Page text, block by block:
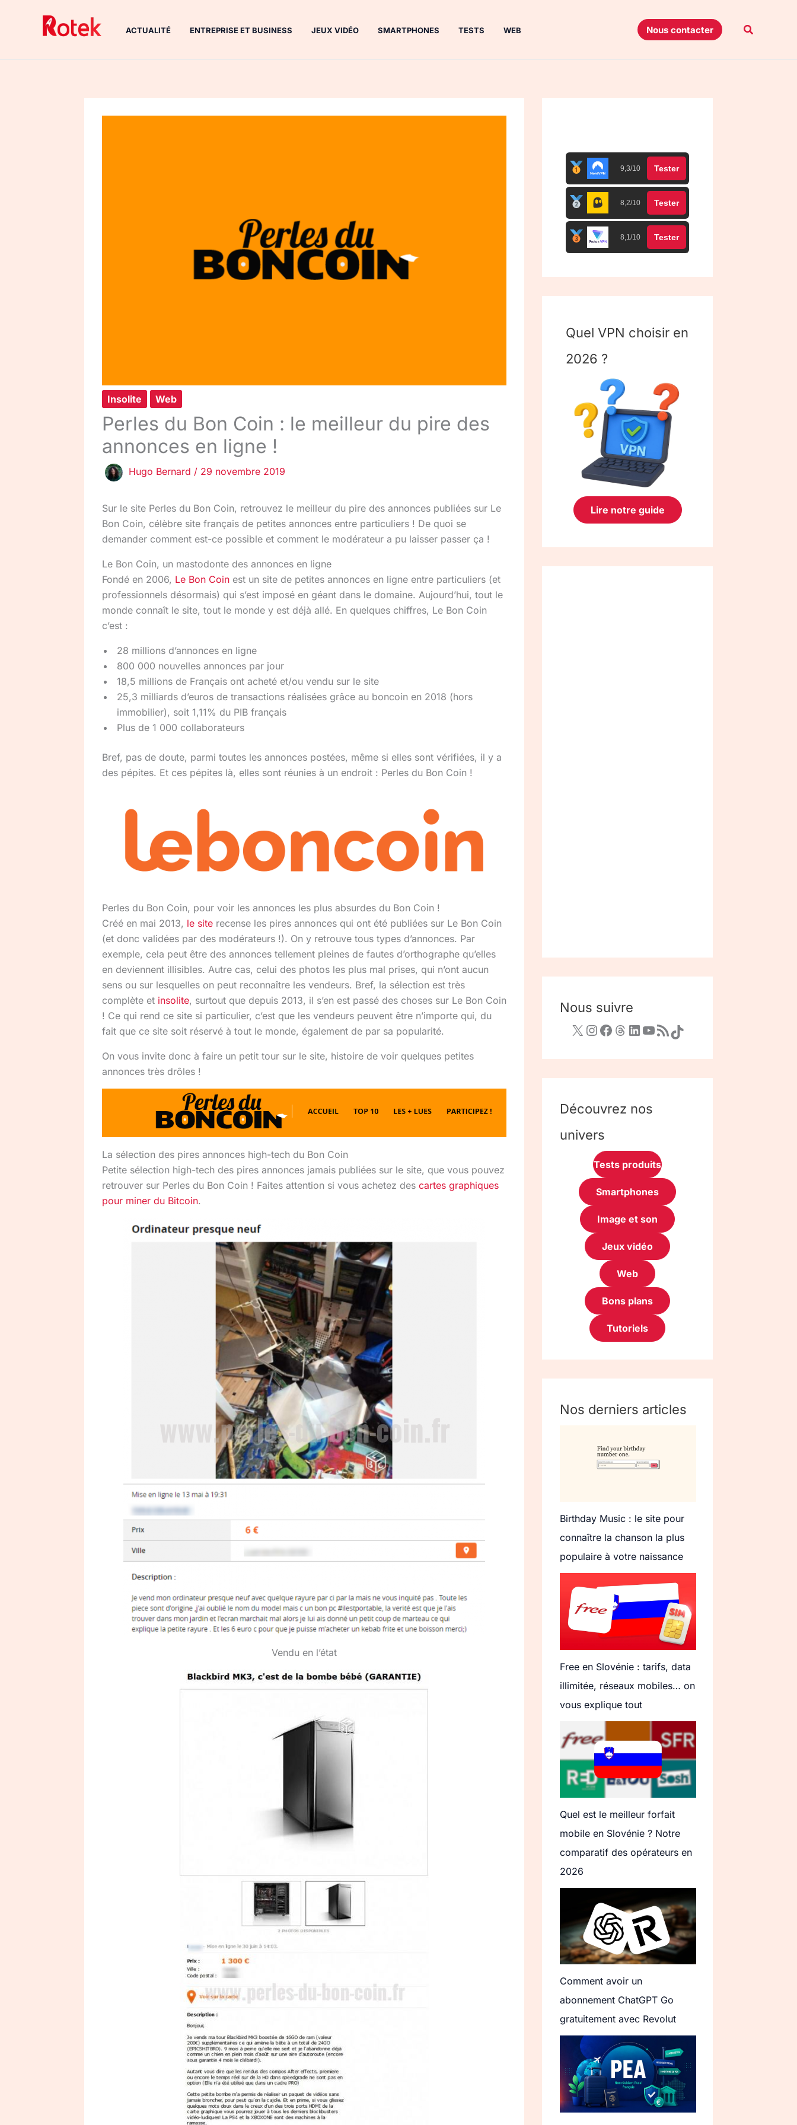
ACTUALITÉ ENTREPRISE ET BUSINESS JEUX VIDÉO SMARTPHONES TESTS WEB Nous contacter
Insolite Web
Perles du Bon Coin : le meilleur du pire des
annonces en ligne !
Hugo Bernard / 29 novembre 2019
Sur le site Perles du Bon Coin, retrouvez le meilleur du pire des annonces publiées sur Le
Bon Coin, célèbre site français de petites annonces entre particuliers ! De quoi se
demander comment est-ce possible et comment le modérateur a pu laisser passer ça !
Le Bon Coin, un mastodonte des annonces en ligne
Fondé en 2006, Le Bon Coin est un site de petites annonces en ligne entre particuliers (et
professionnels désormais) qui s’est imposé en géant dans le domaine. Aujourd’hui, tout le
monde connaît le site, tout le monde y est déjà allé. En quelques chiffres, Le Bon Coin
c’est :
28 millions d’annonces en ligne
800 000 nouvelles annonces par jour
18,5 millions de Français ont acheté et/ou vendu sur le site
25,3 milliards d’euros de transactions réalisées grâce au boncoin en 2018 (hors
immobilier), soit 1,11% du PIB français
Plus de 1 000 collaborateurs
Bref, pas de doute, parmi toutes les annonces postées, même si elles sont vérifiées, il y a
des pépites. Et ces pépites là, elles sont réunies à un endroit : Perles du Bon Coin !
Perles du Bon Coin, pour voir les annonces les plus absurdes du Bon Coin !
Créé en mai 2013, le site recense les pires annonces qui ont été publiées sur Le Bon Coin
(et donc validées par des modérateurs !). On y retrouve tous types d’annonces. Par
exemple, cela peut être des annonces tellement pleines de fautes d’orthographe qu’elles
en deviennent illisibles. Autre cas, celui des photos les plus mal prises, qui n’ont aucun
sens ou sur lesquelles on peut reconnaître les vendeurs. Bref, la sélection est très
complète et insolite, surtout que depuis 2013, il s’en est passé des choses sur Le Bon Coin
! Ce qui rend ce site si particulier, c’est que les vendeurs peuvent être n’importe qui, du
fait que ce site soit réservé à tout le monde, également de par sa popularité.
On vous invite donc à faire un petit tour sur le site, histoire de voir quelques petites
annonces très drôles !
La sélection des pires annonces high-tech du Bon Coin
Petite sélection high-tech des pires annonces jamais publiées sur le site, que vous pouvez
retrouver sur Perles du Bon Coin ! Faites attention si vous achetez des cartes graphiques
pour miner du Bitcoin.
Vendu en l’état
9,3/10 Tester
8,2/10 Tester
8,1/10 Tester
Quel VPN choisir en
2026 ?
Lire notre guide
Nous suivre
Découvrez nos
univers
Tests produits
Smartphones
Image et son
Jeux vidéo
Web
Bons plans
Tutoriels
Nos derniers articles
Birthday Music : le site pour
connaître la chanson la plus
populaire à votre naissance
Free en Slovénie : tarifs, data
illimitée, réseaux mobiles… on
vous explique tout
Quel est le meilleur forfait
mobile en Slovénie ? Notre
comparatif des opérateurs en
2026
Comment avoir un
abonnement ChatGPT Go
gratuitement avec Revolut